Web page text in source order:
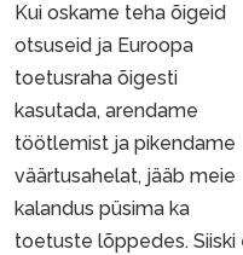
Kui oskame teha õigeid
otsuseid ja Euroopa
toetusraha õigesti
kasutada, arendame
töötlemist ja pikendame
väärtusahelat, jääb meie
kalandus püsima ka
toetuste lõppedes. Siiski